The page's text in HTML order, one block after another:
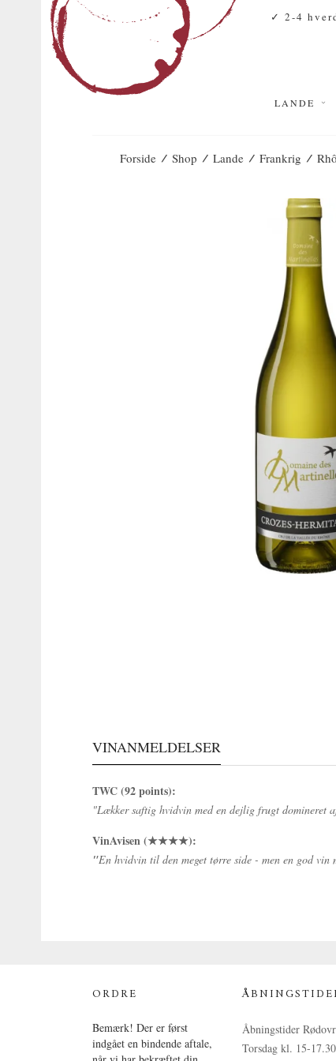
✓ 2-4
LANDE
Forside / Shop / Lande / Frankrig /
VINANMELDELSER
TWC (92 points):
"Lækker saftig hvidvin med en dejlig frugt domineret
VinAvisen (★★★★):
"En hvidvin til den meget tørre side - men en god
ORDRE
Bemærk! Der er først
indgået en bindende aftale,
Åbningstider
Torsdag kl. 15-17.30